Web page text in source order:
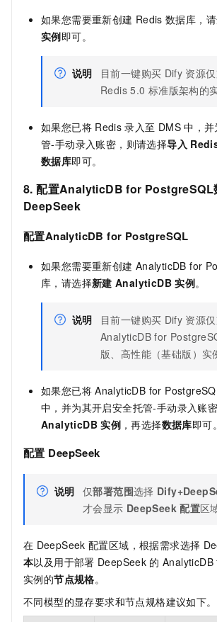
如果您需要重新创建 Redis 数据库，
实例即可。
说明 目前一键购买 Dify 资源
Redis 5.0 标准版架构的
如果您已将 Redis 录入至 DMS 中，
管-手动录入账密，则请选择导入
数据库即可。
8. 配置AnalyticDB for PostgreSQL
DeepSeek
配置AnalyticDB for PostgreSQL
如果您需要重新创建 AnalyticDB for
库，请选择新建 AnalyticDB 实例。
说明 目前一键购买 Dify 资源
AnalyticDB for
版、高性能（基础版）实
如果您已将 AnalyticDB for
中，并为其开启安全托管-手动录入账
AnalyticDB 实例 ，再选择数据库即可。
配置 DeepSeek
说明 仅部署范围选择
才会显示 DeepSeek 配置区
在 DeepSeek 配置区域，根据需求选择
本以及用于部署 DeepSeek 的
实例的节点规格。
不同模型的显存要求和节点规格建议如下。